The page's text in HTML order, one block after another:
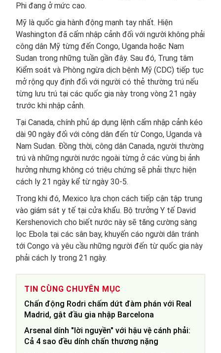
Phi đang ở mức cao.
Mỹ là quốc gia hành động mạnh tay nhất. Hiện
Washington đã cấm nhập cảnh đối với người không phải
công dân Mỹ từng đến Congo, Uganda hoặc Nam
Sudan trong những tuần gần đây. Sau đó, Trung tâm
Kiểm soát và Phòng ngừa dịch bệnh Mỹ (CDC) tiếp tục
mở rộng quy định đối với người có thẻ thường trú nếu
từng lưu trú tại các quốc gia này trong vòng 21 ngày
trước khi nhập cảnh.
Tại Canada, chính phủ áp dụng lệnh cấm nhập cảnh kéo
dài 90 ngày đối với công dân đến từ Congo, Uganda và
Nam Sudan. Đồng thời, công dân Canada, người thường
trú và những người nước ngoài từng ở các vùng bị ảnh
hưởng nhưng không có triệu chứng sẽ phải thực hiện
cách ly 21 ngày kể từ ngày 30-5.
Trong khi đó, Mexico lựa chọn cách tiếp cận tập trung
vào giám sát y tế tại cửa khẩu. Bộ trưởng Y tế David
Kershenovich cho biết nước này sẽ tăng cường sàng
lọc Ebola tại các sân bay, khuyến cáo người dân tránh
tới Congo và yêu cầu những người đến từ quốc gia này
phải cách ly trong 21 ngày.
TIN CÙNG CHUYÊN MỤC
Chấn động Rodri chấm dứt đàm phán với Real
Madrid, gật đầu gia nhập Barcelona
Arsenal dính "lời nguyền" với hậu vệ cánh phải:
Cả 4 sao đều dính chấn thương nặng